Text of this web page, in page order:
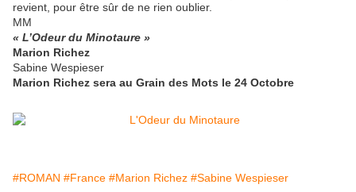
revient, pour être sûr de ne rien oublier.
MM
« L’Odeur du Minotaure »
Marion Richez
Sabine Wespieser
Marion Richez sera au Grain des Mots le 24 Octobre
#ROMAN #France #Marion Richez #Sabine Wespieser